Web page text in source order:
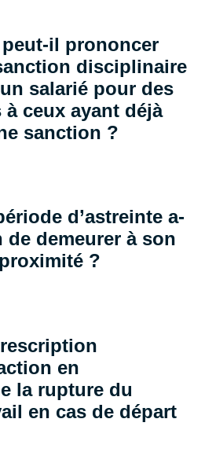
il prononcer
disciplinaire
salarié pour des
ceux ayant déjà
sanction ?
d’astreinte a-
demeurer à son
?
en
la rupture du
en cas de départ